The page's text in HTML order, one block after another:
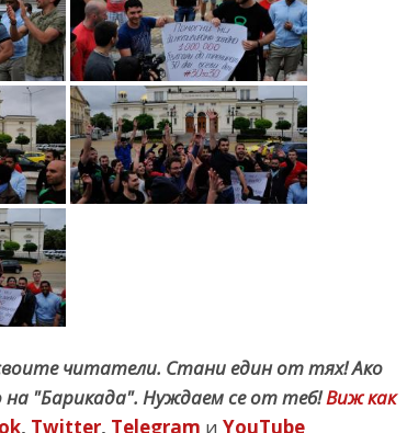
читатели. Стани един от тях! Ако
"Барикада". Нуждаем се от теб!Виж как
, Twitter, Telegram и YouTube